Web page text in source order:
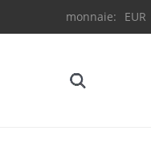
monnaie: EUR